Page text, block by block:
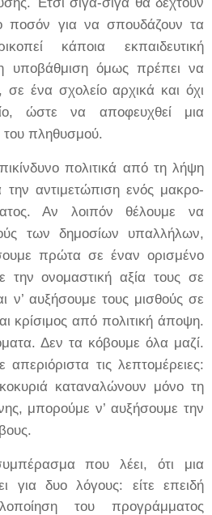
ποσόν για να σπουδάζουν τα
κάποια εκπαιδευτική
υποβάθμιση όμως πρέπει να
ένα σχολείο αρχικά και όχι
ώστε να αποφευχθεί μια
του πληθυσμού.
πολιτικά από τη λήψη
αντιμετώπιση ενός μακρο-
Αν λοιπόν θέλουμε να
των δημοσίων υπαλλήλων,
πρώτα σε έναν ορισμένο
την ονομαστική αξία τους σε
ν’ αυξήσουμε τους μισθούς σε
κρίσιμος από πολιτική άποψη.
Δεν τα κόβουμε όλα μαζί.
τις λεπτομέρειες:
καταναλώνουν μόνο τη
μπορούμε ν’ αυξήσουμε την
που λέει, ότι μια
για δυο λόγους: είτε επειδή
του προγράμματος